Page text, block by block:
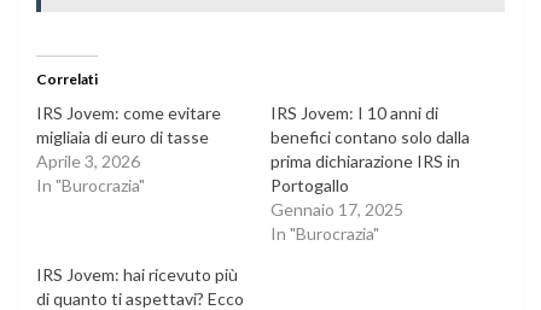
Correlati
IRS Jovem: come evitare
migliaia di euro di tasse
Aprile 3, 2026
In "Burocrazia"
IRS Jovem: I 10 anni di
benefici contano solo dalla
prima dichiarazione IRS in
Portogallo
Gennaio 17, 2025
In "Burocrazia"
IRS Jovem: hai ricevuto più
di quanto ti aspettavi? Ecco